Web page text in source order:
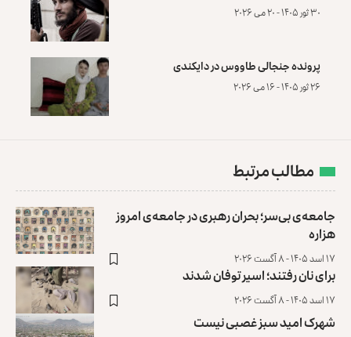
۳۰ ثور ۱۴۰۵ - ۲۰ می ۲۰۲۶
پرونده‌ جنجالی طاووس در دایکندی
۲۶ ثور ۱۴۰۵ - ۱۶ می ۲۰۲۶
مطالب مرتبط
جامعه‌ی بی‌سر؛ بحران رهبری در جامعه‌ی امروز
هزاره
۱۷ اسد ۱۴۰۵ - ۸ آگست ۲۰۲۶
برای نان رفتند؛ اسیر توفان شدند
۱۷ اسد ۱۴۰۵ - ۸ آگست ۲۰۲۶
شهرک امید سبز غصبی نیست